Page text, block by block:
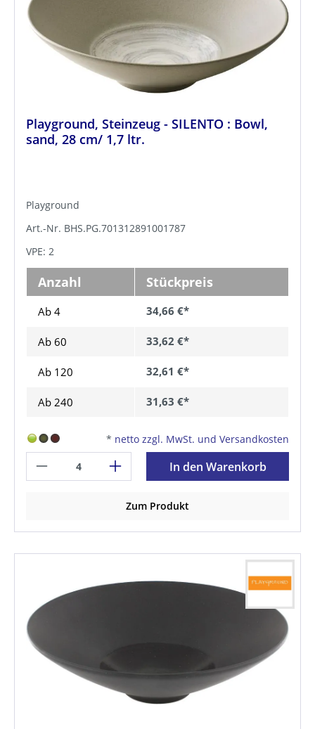
Playground, Steinzeug - SILENTO : Bowl,
sand, 28 cm/ 1,7 ltr.
Playground
Art.-Nr. BHS.PG.701312891001787
VPE: 2
Anzahl Stückpreis
Ab 4 34,66 €*
Ab 60 33,62 €*
Ab 120 32,61 €*
Ab 240 31,63 €*
* netto zzgl. MwSt. und Versandkosten
In den Warenkorb
Zum Produkt